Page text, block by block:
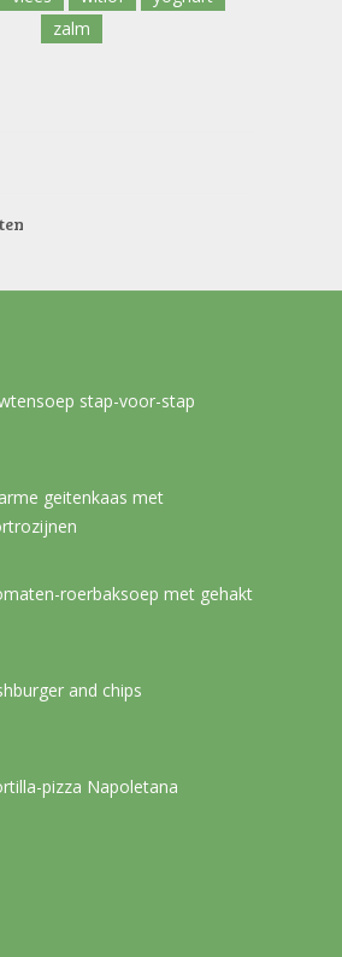
zalm
stap-voor-stap
geitenkaas met
roerbaksoep met gehakt
and chips
pizza Napoletana